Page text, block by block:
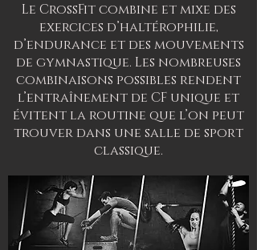
Le CrossFit combine et mixe des
exercices d’haltérophilie,
d’endurance et des mouvements
de gymnastique. Les nombreuses
combinaisons possibles rendent
l’entraînement de CF unique et
évitent la routine que l’on peut
trouver dans une salle de sport
classique.